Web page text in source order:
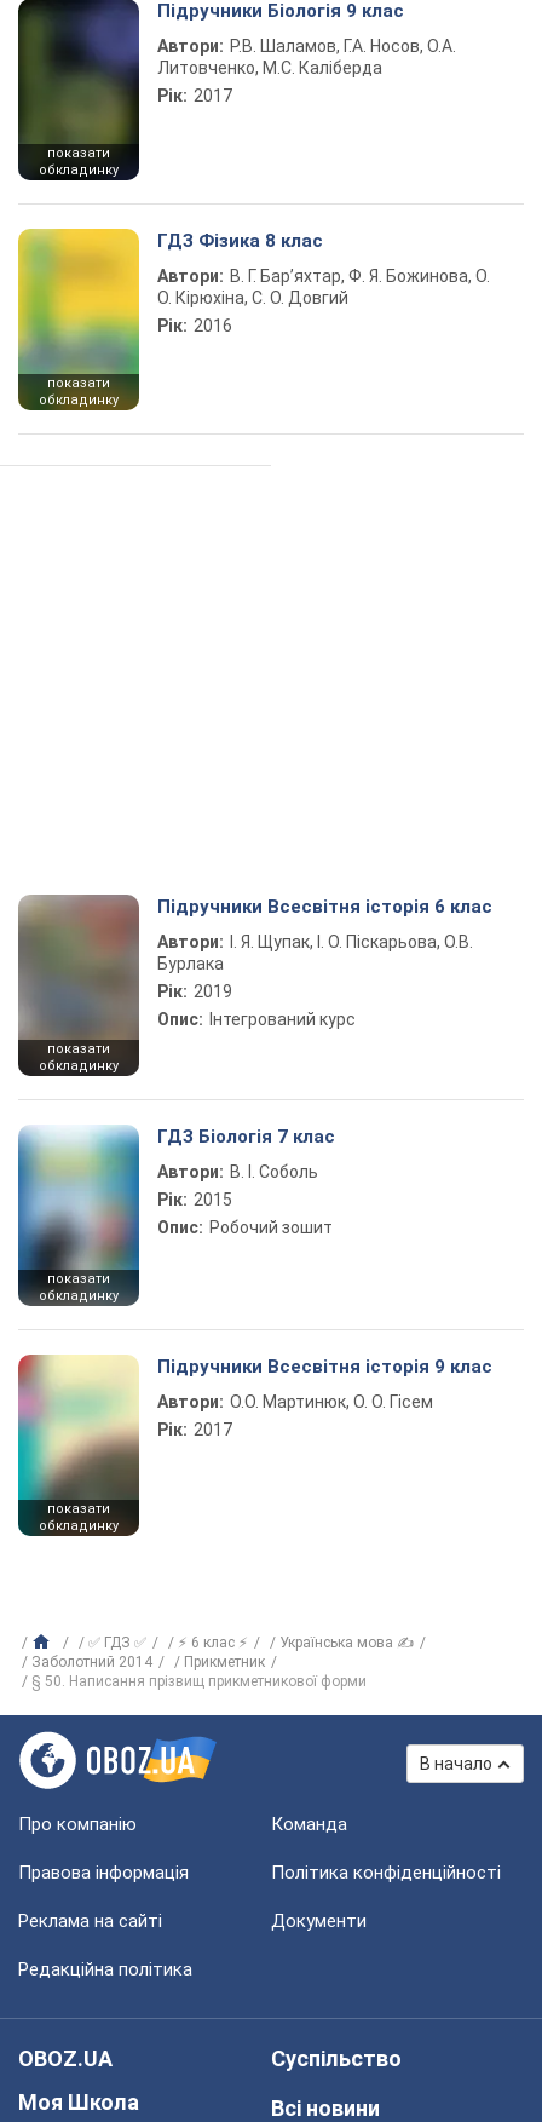
показати
обкладинку
Підручники Біологія 9 клас
Автори: Р.В. Шаламов, Г.А. Носов, О.А.
Литовченко, М.С. Каліберда
Рік: 2017
показати
обкладинку
ГДЗ Фізика 8 клас
Автори: В. Г. Бар’яхтар, Ф. Я. Божинова, О.
О. Кірюхіна, С. О. Довгий
Рік: 2016
показати
обкладинку
Підручники Всесвітня історія 6 клас
Автори:
І. Я. Щупак, І. О. Піскарьова, О.В.
Бурлака
Рік: 2019
Опис: Інтегрований курс
показати
обкладинку
ГДЗ Біологія 7 клас
Автори: В. І. Соболь
Рік: 2015
Опис: Робочий зошит
показати
обкладинку
Підручники Всесвітня історія 9 клас
Автори: О.О. Мартинюк, О. О. Гісем
Рік: 2017
✅ ГДЗ ✅ ⚡ 6 клас ⚡
Українська мова ✍
Заболотний 2014
Прикметник
§ 50. Написання прізвищ прикметникової форми
В начало
Про компанію Команда
Правова інформація Політика конфіденційності
Реклама на сайті Документи
Редакційна політика
OBOZ.UA
Моя Школа
Суспільство
Всі новини